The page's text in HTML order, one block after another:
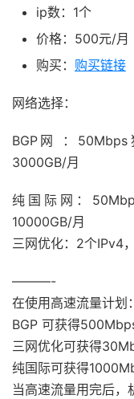
ip数：1个
价格：500元/月
购买： 购买链接
网络选择：
BGP网 ：
3000GB/月
纯国际网：
10000GB/月
三网优化：2个IPv4
———-
在使用高速流量计划：
BGP 可获得
三网优化可获得
纯国际可获得
当高速流量用完后，